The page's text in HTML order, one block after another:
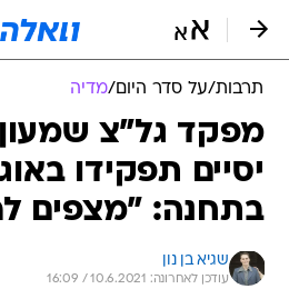
תרבות/על סדר היום/מדיה
מפקד גל"צ
יסיים תפקידו
בתחנה: "מצפים
שגיא בן נון
עודכן לאחרונה: 10.6.2021 / 16:09